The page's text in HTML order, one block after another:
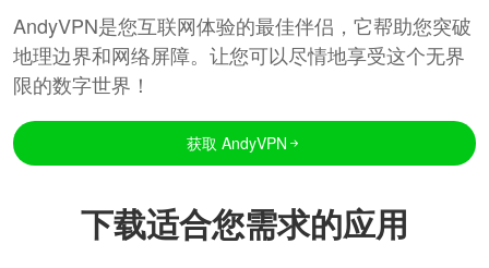
AndyVPN是您互联网体验的最佳伴侣，它帮助您突破
地理边界和网络屏障。让您可以尽情地享受这个无界
限的数字世界！
获取 AndyVPN
下载适合您需求的应用